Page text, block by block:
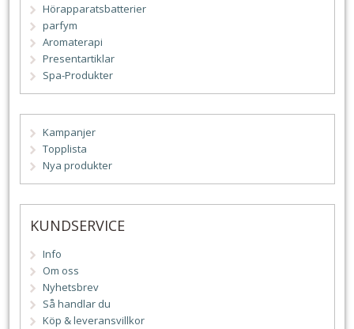
Hörapparatsbatterier
parfym
Aromaterapi
Presentartiklar
Spa-Produkter
Kampanjer
Topplista
Nya produkter
KUNDSERVICE
Info
Om oss
Nyhetsbrev
Så handlar du
Köp & leveransvillkor